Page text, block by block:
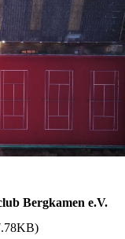
Bergkamen e.V.